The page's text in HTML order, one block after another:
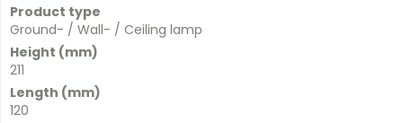
Product type
Ground- / Wall- / Ceiling lamp
Height (mm)
211
Length (mm)
120